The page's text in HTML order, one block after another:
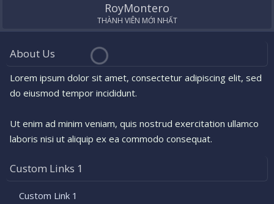
RoyMontero
THÀNH VIÊN MỚI NHẤT
About Us
Lorem ipsum dolor sit amet, consectetur adipiscing elit, sed
do eiusmod tempor incididunt.
Ut enim ad minim veniam, quis nostrud exercitation ullamco
laboris nisi ut aliquip ex ea commodo consequat.
Custom Links 1
Custom Link 1